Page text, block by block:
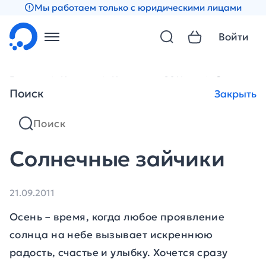
Мы работаем только с юридическими лицами
Поиск Закрыть
Войти
Главная Новости Новости за 2011 год
Солнечные зайчики
21.09.2011
Осень – время, когда любое проявление
солнца на небе вызывает искреннюю
радость, счастье и улыбку. Хочется сразу